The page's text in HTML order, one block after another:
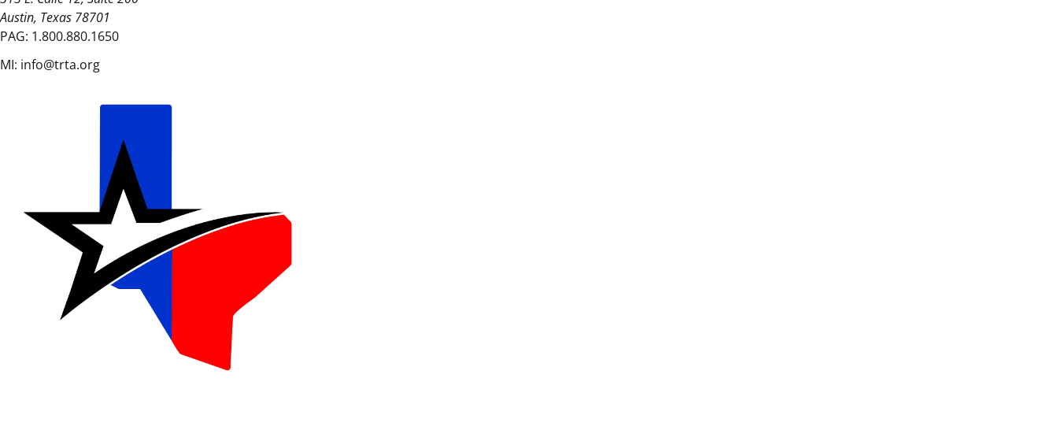
Austin, Texas 78701
PAG: 1.800.880.1650
MI: info@trta.org